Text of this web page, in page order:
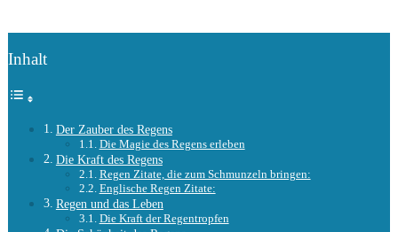
Inhalt
Der Zauber des Regens
Die Magie des Regens erleben
Die Kraft des Regens
Regen Zitate, die zum Schmunzeln bringen:
Englische Regen Zitate:
Regen und das Leben
Die Kraft der Regentropfen